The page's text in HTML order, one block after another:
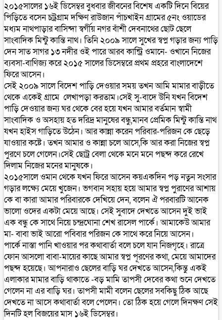
২০১৫সালের ১৬ই ডিসেম্বর বুধবার জীবনের বিশেষ একটি দিনে বিয়ের
পিড়িতে বসেন চট্রগ্রাম দক্ষিণ রাউজান পাঁচখাইন গ্রামের ৫নং ওয়াডের
মধ্যম নাথপাড়ার বাসিন্দা স্বর্গীয় নগর বাঁশী দেবনাথের ছোট ছেলে
সাংবাদিক মিন্টু কান্তি নাথ। তিনি ২০০৯ সালে সুখের স্বপ্ন গড়ার জন্য পাড়ি
দেন সাত সাগর ১৩ নদীর ওই পারে আরব কান্ট্রি ওমানে- ওখানে নিজের
ব্যবসা-বাণিজ্য করে ২০১৫ সালের ডিসেম্বরে প্রথম প্রহরে বাংলাদেশে
ফিরে আসেন।
সেই ২০০৯ সালে বিদেশ পাড়ি দেওয়ার সময় তখন আমি মামার বাড়ীতে
থেকে একেই গ্রামে লেখাপড়া করতাম।সেই সু-বাদে উনি যখন বিদেশ
পাড়ি দেওয়ার জন্য ঘর থেকে বের হয়ে যখন আমার বর্তমান স্বামী
সাংবাদিক ও অসহায় হত দরিদ্র মানুষের বন্ধু,মানব প্রেমিক মিন্টু কান্তি নাথ
যখন হাইস গাড়িতে উঠেন। আর কান্না করেন পরিবার-পরিজন কে ছেড়ে
যাওয়ার কষ্টে। তখন আমার ও কান্না চলে আসে,কি আর করা নিজের স্বপ্ন
পুরণে চলে গেলেন।সেই ছোট্র বেলা থেকে মনে মনে পছন্দ করে রেখে
দিলাম নিজের মনের মানুষকে।
২০১৫সালে ওমান থেকে যখন ফিরে আসেন কয়একদিন পড় নতুন সংসার
গড়ার লক্ষ্যে মেয়ে খুজেন। ভগবান সহায় হয়ে আমার স্বপ্ন পুরাণের আশায়
কে বা কারা আমার পরিবারকে দেখিয়ে দেন, বলেন ঐ পরবারটি আনেক
ভালো ওদের একটা মেয়ে আছে। সেই সুবাদে দেখতে আসেন দুই ভাই
এক বন্ধু কে সাথে নিয়ে চন্দ্রঘোনা শেখ রাসেল পার্কে। আমাকেউ আমার
মা- বাবা ভাই আরো পবিবার পরিজন কে সাথে করে নিয়ে আসেন।
পার্কে নাস্তা পানি খাওয়ার পর কথাবার্তা বলে চলে যান নিজগৃহে। রাত্রে
ফোন আসলো বাবা-মায়ের কাছে আমার স্বপ্ন পূরণের কথা, মেয়ে আমাদের
পছন্দ হয়েছে। আপনারাও ছেলের বাড়ি ঘর দেখতে আসেন,কিন্তু একই
এলাকার মামার বাড়ি থাকাতে -বড় মামি তাপসী দেবের কথা শুনে দেখতে
গেলেন না এর বাড়ি ঘর। তাপসী মামী বলেন ছেলের সবকিছু ঠিক আছে
দেখতে না আসে কথাবার্তা বলে পেলেন। তো ঠিক হয়ে গেলে দিনক্ষণ সেই
দিনটি হল বিজয়ের মাস ১৬ই ডিসেম্বর।